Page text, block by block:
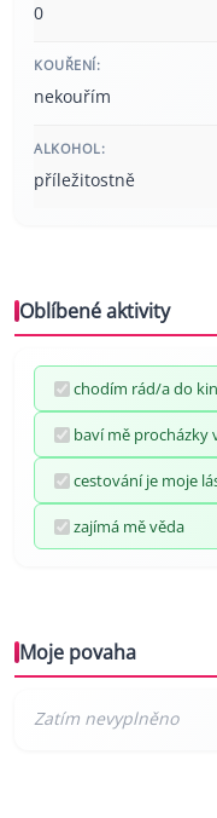
0
KOUŘENÍ:
nekouřím
ALKOHOL:
příležitostně
Oblíbené aktivity
chodím rád/a do
baví mě procházky
cestování je moje
zajímá mě věda
Moje povaha